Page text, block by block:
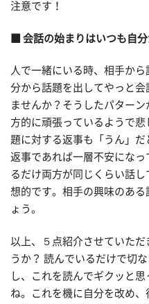
注意です！
■ 会話の始まりはいつも自
人で一緒にいる時、相手か
分から話題を出してやっと
ませんか？そうしたパター
方的に頑張っているようで
題に対する返事も「うん」
返事であれば一層不安にな
るだけ両方が同じくらい話
想的です。相手の興味のあ
ょう。
以上、５点紹介させていた
うか？ 読んでいるだけで切
し、これを読んでギクッと
ね。これを機に自分を改め